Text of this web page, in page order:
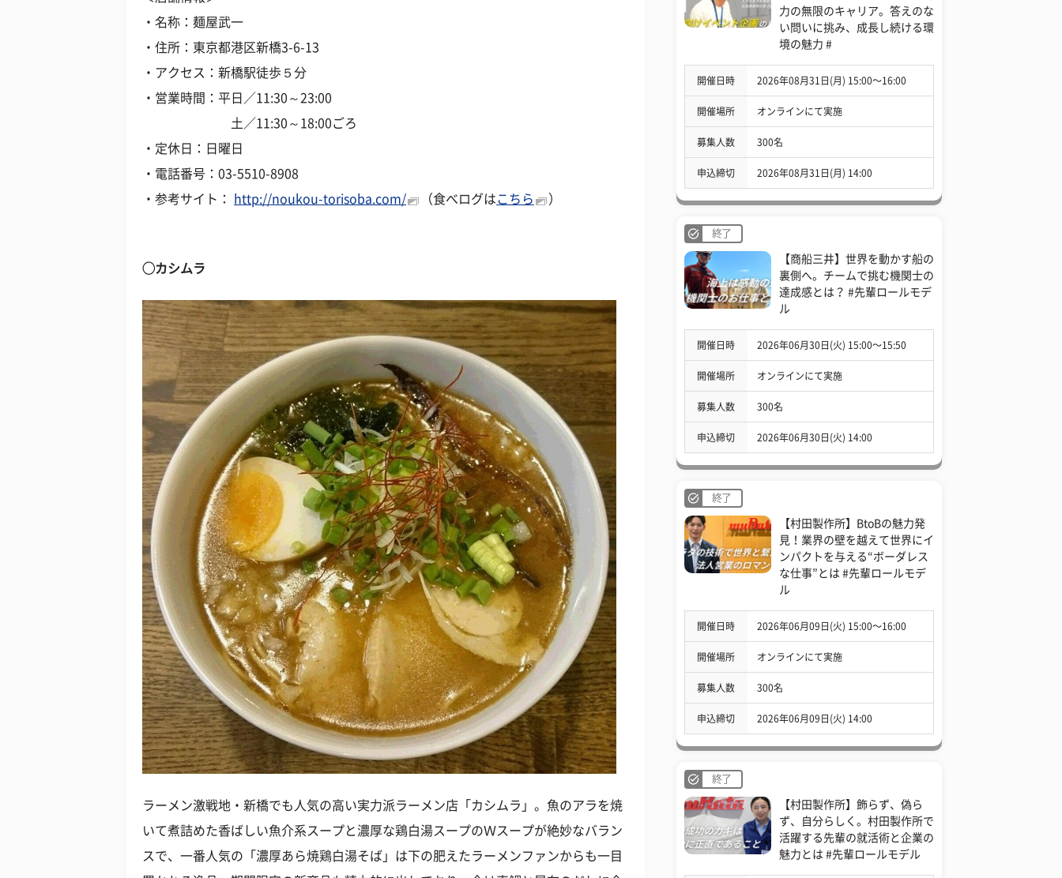
・名称：麺屋武一
・住所：東京都港区新橋3-6-13
・アクセス：新橋駅徒歩５分
・営業時間：平日／11:30～23:00
土／11:30～18:00ごろ
・定休日：日曜日
・電話番号：03-5510-8908
・参考サイト：
http://noukou-torisoba.com/ （食べログはこちら ）
◯カシムラ
ラーメン激戦地・新橋でも人気の高い実力派ラーメン店「カシムラ」。魚のアラを焼
いて煮詰めた香ばしい魚介系スープと濃厚な鶏白湯スープのＷスープが絶妙なバラン
スで、一番人気の「濃厚あら焼鶏白湯そば」は下の肥えたラーメンファンからも一目
力の無限のキャリア。答えのな
い問いに挑み、成長し続ける環
境の魅力 #
開催日時 2026年08月31日(月) 15:00〜16:00
開催場所 オンラインにて実施
募集人数 300名
申込締切 2026年08月31日(月) 14:00
終了
【商船三井】世界を動かす船の
裏側へ。チームで挑む機関士の
達成感とは？ #先輩ロールモデ
ル
開催日時 2026年06月30日(火) 15:00〜15:50
開催場所 オンラインにて実施
募集人数 300名
申込締切 2026年06月30日(火) 14:00
終了
【村田製作所】BtoBの魅力発
見！業界の壁を越えて世界にイ
ンパクトを与える“ボーダレス
な仕事”とは #先輩ロールモデ
ル
開催日時 2026年06月09日(火) 15:00〜16:00
開催場所 オンラインにて実施
募集人数 300名
申込締切 2026年06月09日(火) 14:00
終了
【村田製作所】飾らず、偽ら
ず、自分らしく。村田製作所で
活躍する先輩の就活術と企業の
魅力とは #先輩ロールモデル